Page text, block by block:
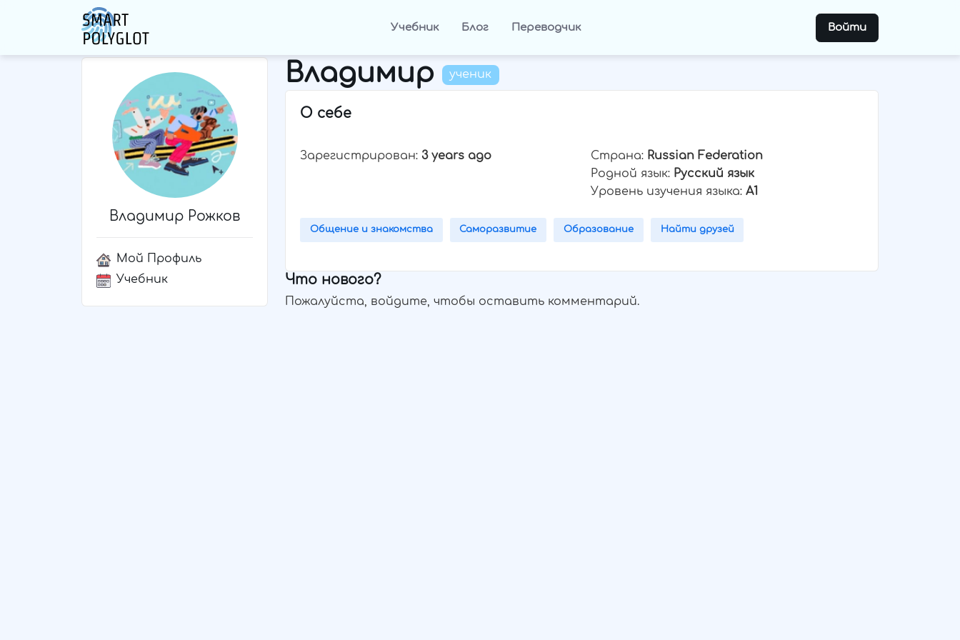
Учебник Блог Переводчик Войти
Владимир Рожков
Мой Профиль
Учебник
Владимир ученик
О себе
Зарегистрирован: 3 years ago Страна: Russian Federation
Родной язык: Русский язык
Уровень изучения языка: A1
Общение и знакомства Саморазвитие Образование Найти друзей
Что нового?
Пожалуйста, войдите, чтобы оставить комментарий.